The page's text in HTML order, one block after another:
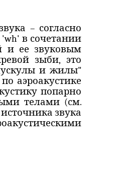
– согласно
'wh' в сочетании
и ее звуковым
зыби, это
и жилы"
аэроакустике
попарно
телами (см.
звука